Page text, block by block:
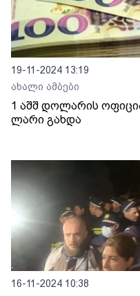
19-11-2024 13:19
ახალი ამბები
1 აშშ დოლარის
ლარი გახდა
16-11-2024 10:38